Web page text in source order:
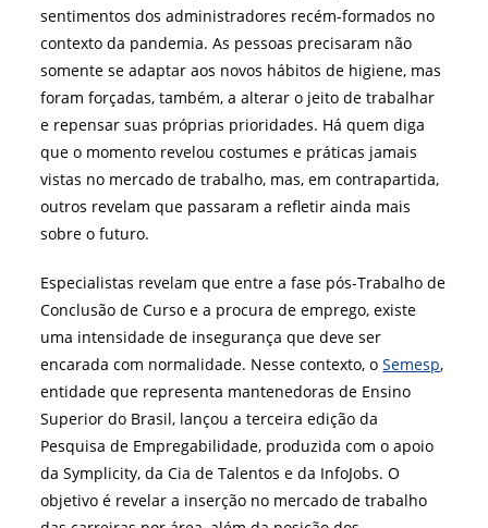
sentimentos dos administradores recém-formados no
contexto da pandemia. As pessoas precisaram não
somente se adaptar aos novos hábitos de higiene, mas
foram forçadas, também, a alterar o jeito de trabalhar
e repensar suas próprias prioridades. Há quem diga
que o momento revelou costumes e práticas jamais
vistas no mercado de trabalho, mas, em contrapartida,
outros revelam que passaram a refletir ainda mais
sobre o futuro.
Especialistas revelam que entre a fase pós-Trabalho de
Conclusão de Curso e a procura de emprego, existe
uma intensidade de insegurança que deve ser
encarada com normalidade. Nesse contexto, oSemesp,
entidade que representa mantenedoras de Ensino
Superior do Brasil, lançou a terceira edição da
Pesquisa de Empregabilidade, produzida com o apoio
da Symplicity, da Cia de Talentos e da InfoJobs. O
objetivo é revelar a inserção no mercado de trabalho